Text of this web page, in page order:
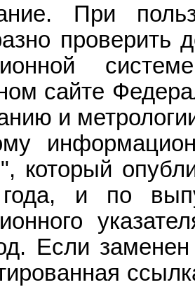
При
проверить
сайте
и
который
года, и по
Если